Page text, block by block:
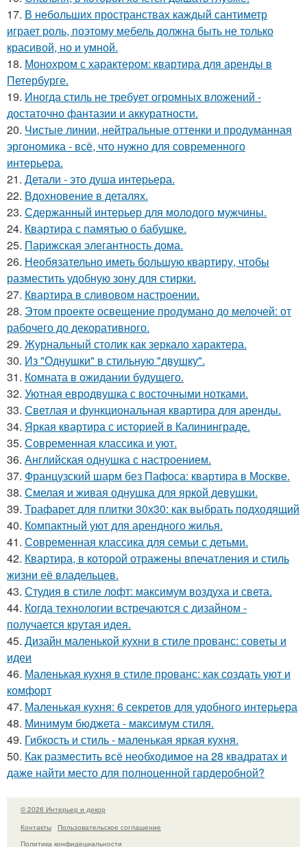
17. В небольших пространствах каждый сантиметр
играет роль, поэтому мебель должна быть не только
красивой, но и умной.
18. Монохром с характером: квартира для аренды в
Петербурге.
19. Иногда стиль не требует огромных вложений -
достаточно фантазии и аккуратности.
20. Чистые линии, нейтральные оттенки и продуманная
эргономика - всё, что нужно для современного
интерьера.
21. Детали - это душа интерьера.
22. Вдохновение в деталях.
23. Сдержанный интерьер для молодого мужчины.
24. Квартира с памятью о бабушке.
25. Парижская элегантность дома.
26. Необязательно иметь большую квартиру, чтобы
разместить удобную зону для стирки.
27. Квартира в сливовом настроении.
28. Этом проекте освещение продумано до мелочей: от
рабочего до декоративного.
29. Журнальный столик как зеркало характера.
30. Из "Однушки" в стильную "двушку".
31. Комната в ожидании будущего.
32. Уютная евродвушка с восточными нотками.
33. Светлая и функциональная квартира для аренды.
34. Яркая квартира с историей в Калининграде.
35. Современная классика и уют.
36. Английская однушка с настроением.
37. Французский шарм без Пафоса: квартира в Москве.
38. Смелая и живая однушка для яркой девушки.
39. Трафарет для плитки 30х30: как выбрать подходящий
40. Компактный уют для арендного жилья.
41. Современная классика для семьи с детьми.
42. Квартира, в которой отражены впечатления и стиль
жизни её владельцев.
43. Студия в стиле лофт: максимум воздуха и света.
44. Когда технологии встречаются с дизайном -
получается крутая идея.
45. Дизайн маленькой кухни в стиле прованс: советы и
идеи
46. Маленькая кухня в стиле прованс: как создать уют и
комфорт
47. Маленькая кухня: 6 секретов для удобного интерьера
48. Минимум бюджета - максимум стиля.
49. Гибкость и стиль - маленькая яркая кухня.
50. Как разместить всё необходимое на 28 квадратах и
даже найти место для полноценной гардеробной?
© 2026 Интерьер и декор
Контакты
Пользовательское соглашение
Политика конфидециальности